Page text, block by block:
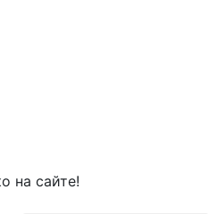
на сайте!